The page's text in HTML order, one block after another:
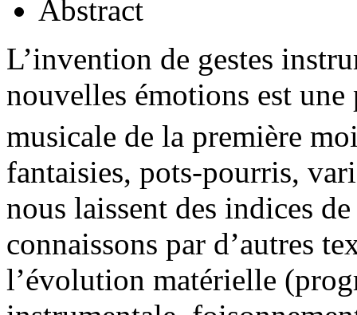
Abstract
L’invention de gestes
nouvelles émotions est
musicale de la première
fantaisies, pots-pourris,
nous laissent des indices
connaissons par d’autres
l’évolution matérielle